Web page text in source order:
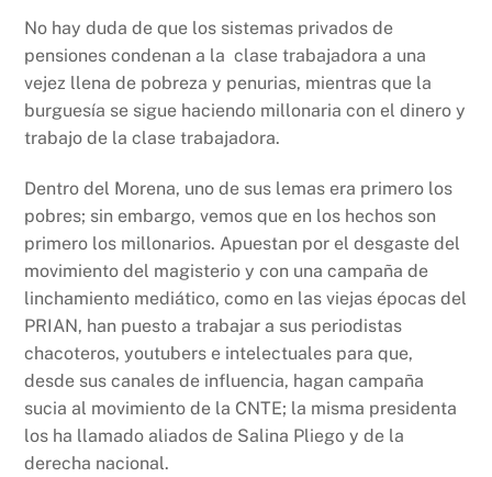
No hay duda de que los sistemas privados de
pensiones condenan a la clase trabajadora a una
vejez llena de pobreza y penurias, mientras que la
burguesía se sigue haciendo millonaria con el dinero y
trabajo de la clase trabajadora.
Dentro del Morena, uno de sus lemas era primero los
pobres; sin embargo, vemos que en los hechos son
primero los millonarios. Apuestan por el desgaste del
movimiento del magisterio y con una campaña de
linchamiento mediático, como en las viejas épocas del
PRIAN, han puesto a trabajar a sus periodistas
chacoteros, youtubers e intelectuales para que,
desde sus canales de influencia, hagan campaña
sucia al movimiento de la CNTE; la misma presidenta
los ha llamado aliados de Salina Pliego y de la
derecha nacional.